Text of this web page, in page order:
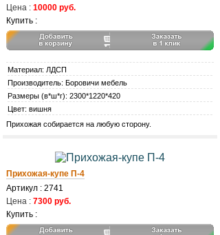
Цена : 10000 руб.
Купить :
Материал: ЛДСП
Производитель: Боровичи мебель
Размеры (в*ш*г): 2300*1220*420
Цвет: вишня
Прихожая собирается на любую сторону.
Прихожая-купе П-4
Артикул : 2741
Цена : 7300 руб.
Купить :